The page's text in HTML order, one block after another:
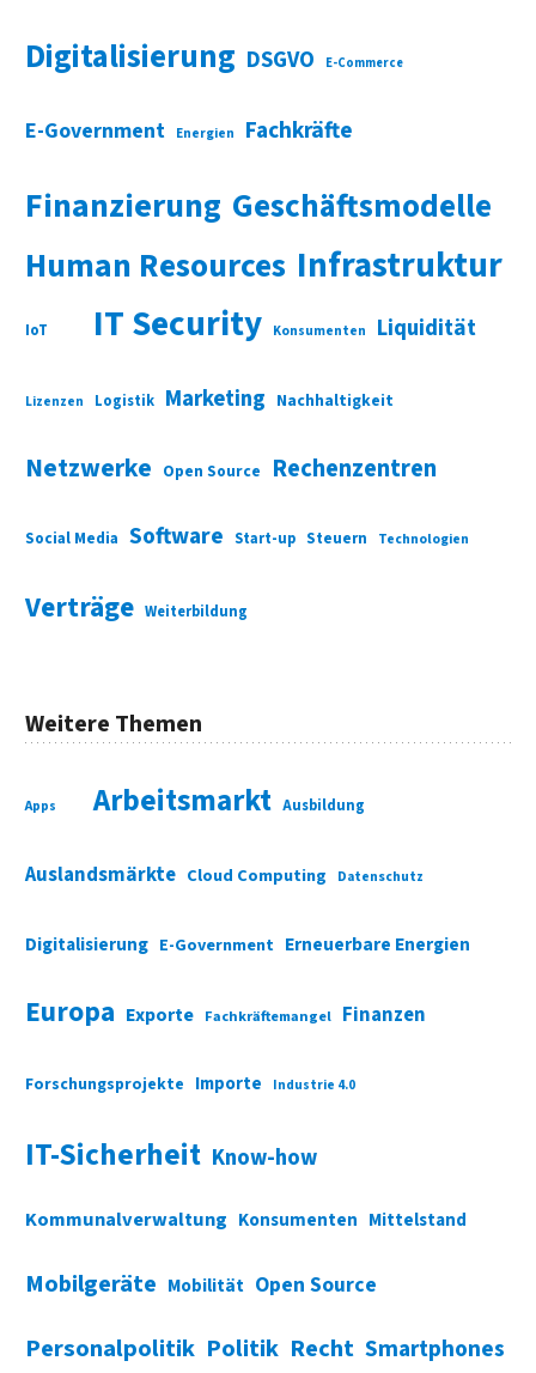
Digitalisierung DSGVO E-Commerce
E-Government Energien Fachkräfte
Finanzierung Geschäftsmodelle
Human Resources Infrastruktur
IoT IT Security Konsumenten Liquidität
Lizenzen Logistik Marketing Nachhaltigkeit
Netzwerke Open Source Rechenzentren
Social Media Software Start-up Steuern Technologien
Verträge Weiterbildung
Weitere Themen
Apps Arbeitsmarkt Ausbildung
Auslandsmärkte Cloud Computing Datenschutz
Digitalisierung E-Government Erneuerbare Energien
Europa Exporte Fachkräftemangel Finanzen
Forschungsprojekte Importe Industrie 4.0
IT-Sicherheit Know-how
Kommunalverwaltung Konsumenten Mittelstand
Mobilgeräte Mobilität Open Source
Personalpolitik Politik Recht Smartphones